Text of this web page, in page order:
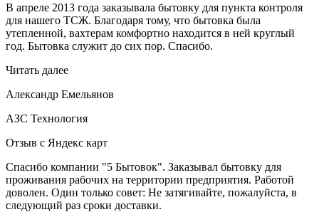
В апреле 2013 года заказывала бытовку для пункта контроля
для нашего ТСЖ. Благодаря тому, что бытовка была
утепленной, вахтерам комфортно находится в ней круглый
год. Бытовка служит до сих пор. Спасибо.
Читать далее
Александр Емельянов
АЗС Технология
Отзыв с Яндекс карт
Спасибо компании "5 Бытовок". Заказывал бытовку для
проживания рабочих на территории предприятия. Работой
доволен. Один только совет: Не затягивайте, пожалуйста, в
следующий раз сроки доставки.